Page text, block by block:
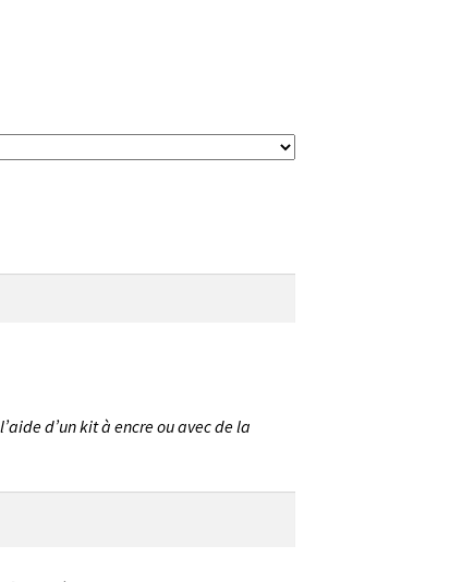
d’un kit à encre ou avec de la